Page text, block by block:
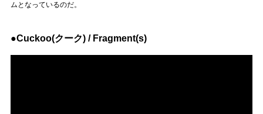
ムとなっているのだ。
●Cuckoo(クーク) / Fragment(s)